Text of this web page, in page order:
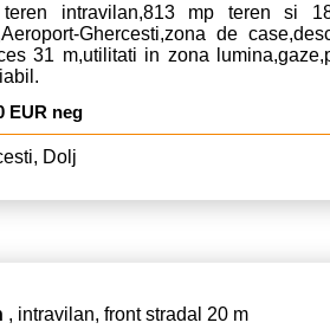
intravilan,813 mp teren si
Ghercesti,zona de
31 m,utilitati in zona
EUR neg
Dolj
, intravilan, front stradal 20 m